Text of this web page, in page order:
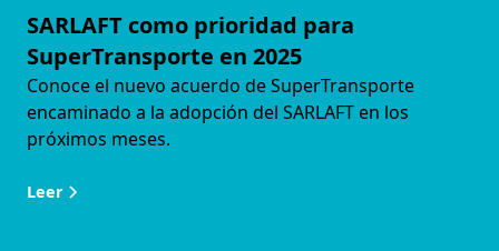
SARLAFT como prioridad para
SuperTransporte en 2025
Conoce el nuevo acuerdo de SuperTransporte
encaminado a la adopción del SARLAFT en los
próximos meses.
Leer